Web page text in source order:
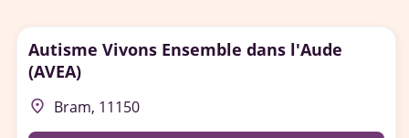
Autisme Vivons Ensemble dans l'Aude
(AVEA)
place Bram, 11150